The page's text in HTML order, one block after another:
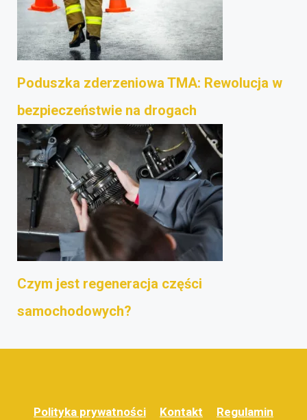
Poduszka zderzeniowa TMA: Rewolucja w
bezpieczeństwie na drogach
Czym jest regeneracja części
samochodowych?
Polityka prywatności Kontakt Regulamin